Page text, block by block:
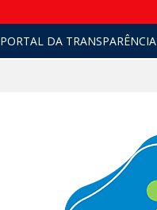
PORTAL DA TRANSPARÊNCIA